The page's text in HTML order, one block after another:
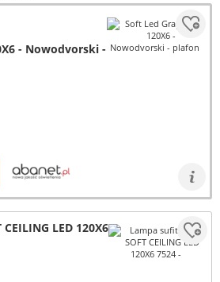
- Nowodvorski -
LED 120X6